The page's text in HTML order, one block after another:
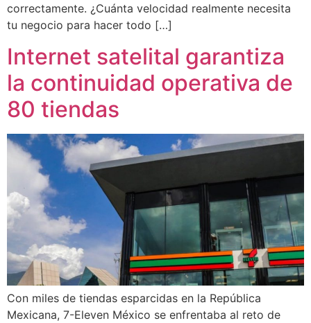
correctamente. ¿Cuánta velocidad realmente necesita
tu negocio para hacer todo […]
Internet satelital garantiza
la continuidad operativa de
80 tiendas
Con miles de tiendas esparcidas en la República
Mexicana, 7-Eleven México se enfrentaba al reto de